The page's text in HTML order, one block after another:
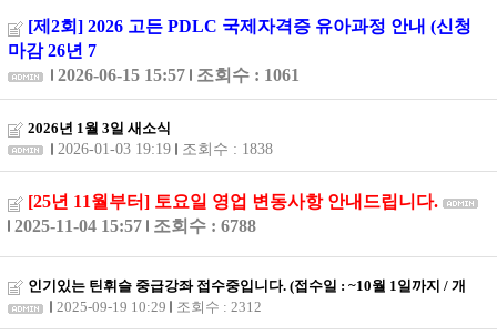
[제2회] 2026 고든 PDLC 국제자격증 유아과정 안내 (신청
마감 26년 7
2026-06-15 15:57
조회수 : 1061
2026년 1월 3일 새소식
2026-01-03 19:19
조회수 : 1838
[25년 11월부터] 토요일 영업 변동사항 안내드립니다.
2025-11-04 15:57
조회수 : 6788
인기있는 틴휘슬 중급강좌 접수중입니다. (접수일 : ~10월 1일까지 / 개
2025-09-19 10:29
조회수 : 2312